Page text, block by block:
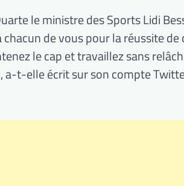
le ministre des Sports Lidi
de vous pour la réussite
le cap et travaillez sans
a-t-elle écrit sur son compte